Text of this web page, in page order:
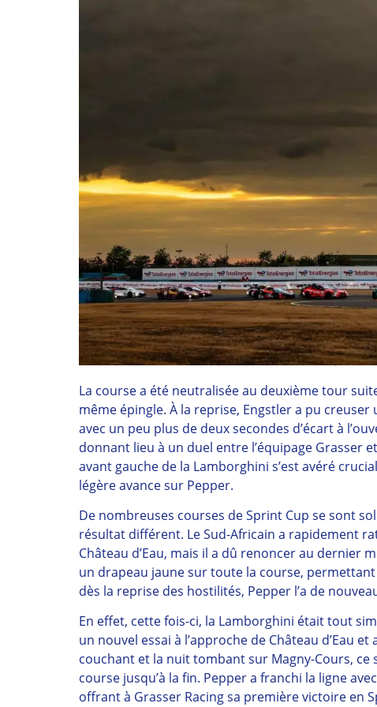
La course a été neutralisée au deuxième tour
même épingle. À la reprise, Engstler a pu
avec un peu plus de deux secondes d’écart à
donnant lieu à un duel entre l’équipage Grasser
avant gauche de la Lamborghini s’est avéré
légère avance sur Pepper.
De nombreuses courses de Sprint Cup se sont
résultat différent. Le Sud-Africain a rapidement
Château d’Eau, mais il a dû renoncer au dernier
un drapeau jaune sur toute la course,
dès la reprise des hostilités, Pepper l’a de
En effet, cette fois-ci, la Lamborghini était tout
un nouvel essai à l’approche de Château d’Eau
couchant et la nuit tombant sur Magny-Cours,
course jusqu’à la fin. Pepper a franchi la ligne
offrant à Grasser Racing sa première victoire en